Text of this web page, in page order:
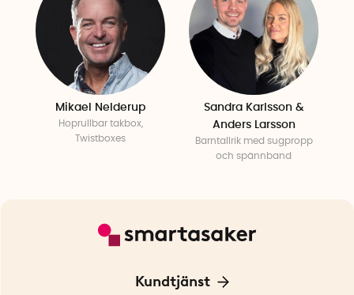
Mikael Nelderup
Hoprullbar takbox,
Twistboxes
Sandra Karlsson &
Anders Larsson
Barntallrik med sugpropp
och spännband
Kundtjänst